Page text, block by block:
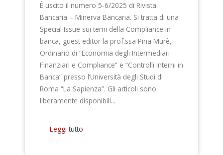
È uscito il numero 5-6/2025 di Rivista
Bancaria – Minerva Bancaria. Si tratta di una
Special Issue sui temi della Compliance in
banca, guest editor la prof.ssa Pina Murè,
Ordinario di “Economia degli Intermediari
Finanziari e Compliance” e “Controlli Interni in
Banca” presso l’Università degli Studi di
Roma “La Sapienza”. Gli articoli sono
liberamente disponibili...
Leggi tutto